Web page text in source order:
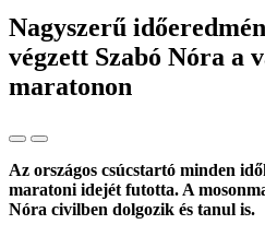
Nagyszerű
végzett Szabó Nóra a
maratonon
Az országos csúcstartó minden
maratoni idejét futotta. A
Nóra civilben dolgozik és tanul is.